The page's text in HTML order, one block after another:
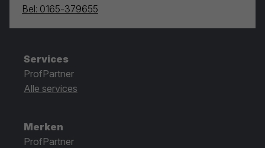
Bel: 0165-379655
Services
ProfPartner
Alle services
Merken
ProfPartner